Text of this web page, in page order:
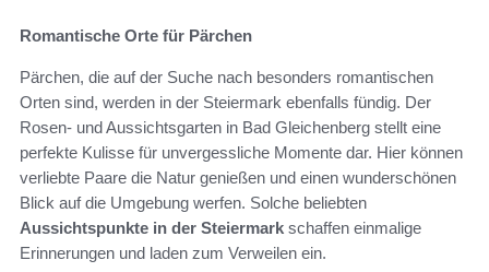
Romantische Orte für Pärchen
Pärchen, die auf der Suche nach besonders romantischen
Orten sind, werden in der Steiermark ebenfalls fündig. Der
Rosen- und Aussichtsgarten in Bad Gleichenberg stellt eine
perfekte Kulisse für unvergessliche Momente dar. Hier können
verliebte Paare die Natur genießen und einen wunderschönen
Blick auf die Umgebung werfen. Solche beliebten
Aussichtspunkte in der Steiermark schaffen einmalige
Erinnerungen und laden zum Verweilen ein.